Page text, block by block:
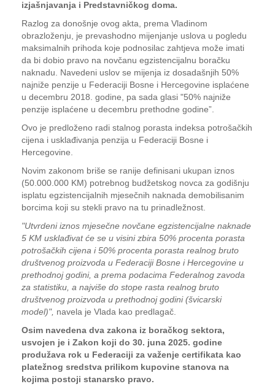
izjašnjavanja i Predstavničkog doma.
Razlog za donošnje ovog akta, prema Vladinom
obrazloženju, je prevashodno mijenjanje uslova u pogledu
maksimalnih prihoda koje podnosilac zahtjeva može imati
da bi dobio pravo na novčanu egzistencijalnu boračku
naknadu. Navedeni uslov se mijenja iz dosadašnjih 50%
najniže penzije u Federaciji Bosne i Hercegovine isplaćene
u decembru 2018. godine, pa sada glasi "50% najniže
penzije isplaćene u decembru prethodne godine”.
Ovo je predloženo radi stalnog porasta indeksa potrošačkih
cijena i usklađivanja penzija u Federaciji Bosne i
Hercegovine.
Novim zakonom briše se ranije definisani ukupan iznos
(50.000.000 KM) potrebnog budžetskog novca za godišnju
isplatu egzistencijalnih mjesečnih naknada demobilisanim
borcima koji su stekli pravo na tu prinadležnost.
"Utvrdeni iznos mjesečne novčane egzistencijalne naknade
5 KM usklađivat će se u visini zbira 50% procenta porasta
potrošačkih cijena i 50% procenta porasta realnog bruto
društvenog proizvoda u Federaciji Bosne i Hercegovine u
prethodnoj godini, a prema podacima Federalnog zavoda
za statistiku, a najviše do stope rasta realnog bruto
društvenog proizvoda u prethodnoj godini (švicarski
model)", navela je Vlada kao predlagač.
Osim navedena dva zakona iz boračkog sektora,
usvojen je i Zakon koji do 30. juna 2025. godine
produžava rok u Federaciji za važenje certifikata kao
platežnog sredstva prilikom kupovine stanova na
kojima postoji stanarsko pravo.